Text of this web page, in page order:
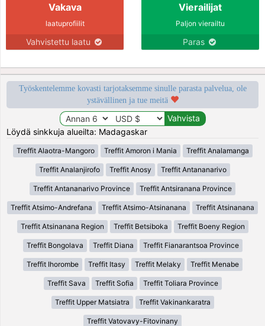
Vakava
laatuprofiilit
Vahvistettu laatu
Vierailijat
Paljon vierailtu
Paras
Työskentelemme kovasti tarjotaksemme sinulle parasta palvelua, ole
ystävällinen ja tue meitä
Löydä sinkkuja alueilta: Madagaskar
Treffit Alaotra-Mangoro Treffit Amoron i Mania Treffit Analamanga
Treffit Analanjirofo Treffit Anosy Treffit Antananarivo
Treffit Antananarivo Province Treffit Antsiranana Province
Treffit Atsimo-Andrefana Treffit Atsimo-Atsinanana Treffit Atsinanana
Treffit Atsinanana Region Treffit Betsiboka Treffit Boeny Region
Treffit Bongolava Treffit Diana Treffit Fianarantsoa Province
Treffit Ihorombe Treffit Itasy Treffit Melaky Treffit Menabe
Treffit Sava Treffit Sofia Treffit Toliara Province
Treffit Upper Matsiatra Treffit Vakinankaratra
Treffit Vatovavy-Fitovinany